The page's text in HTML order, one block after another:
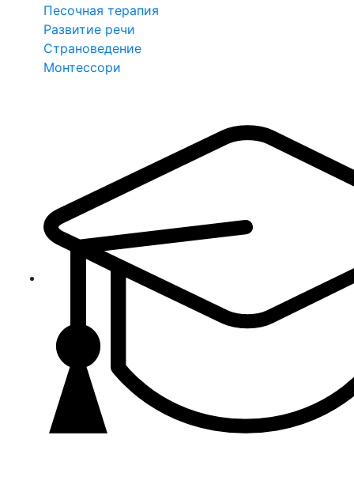
Песочная терапия
Развитие речи
Страноведение
Монтессори